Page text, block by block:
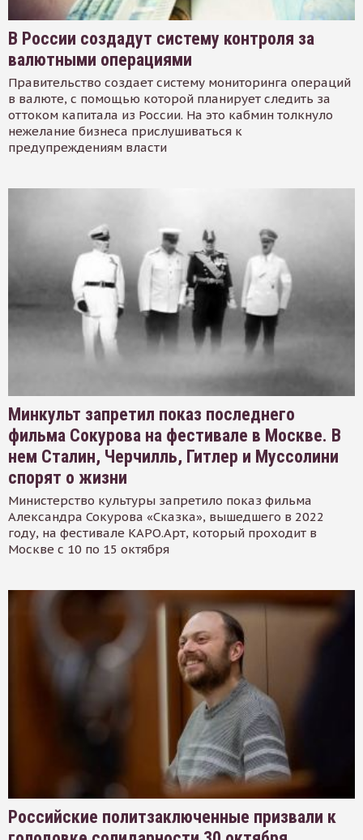
В России создадут систему контроля за
валютными операциями
Правительство создает систему мониторинга операций
в валюте, с помощью которой планирует следить за
оттоком капитала из России. На это кабмин толкнуло
нежелание бизнеса прислушиваться к
предупреждениям власти
Минкульт запретил показ последнего
фильма Сокурова на фестивале в Москве. В
нем Сталин, Черчилль, Гитлер и Муссолини
спорят о жизни
Министерство культуры запретило показ фильма
Александра Сокурова «Сказка», вышедшего в 2022
году, на фестивале КАРО.Арт, который проходит в
Москве с 10 по 15 октября
Российские политзаключенные призвали к